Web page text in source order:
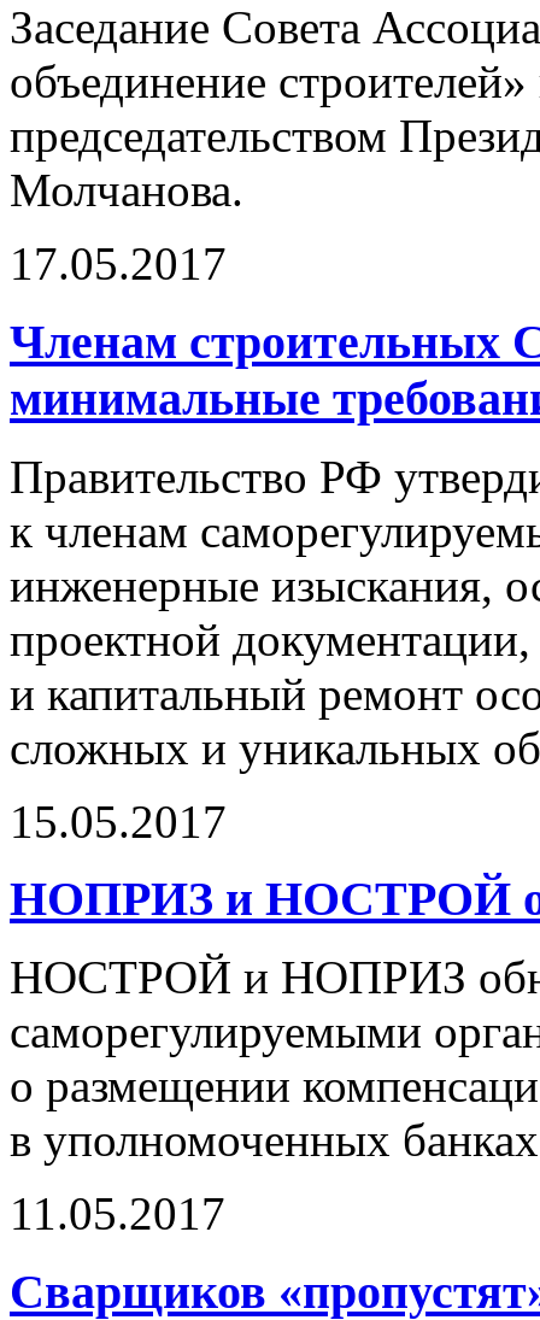
Заседание Совета
объединение
председательством
Молчанова.
17.05.2017
Членам строительных
минимальные
Правительство РФ
к членам
инженерные изыскания,
проектной
и капитальный ремонт
сложных и уникальных
15.05.2017
НОПРИЗ и НОСТРОЙ
НОСТРОЙ и НОПРИЗ
саморегулируемыми
о размещении
в уполномоченных
11.05.2017
Сварщиков